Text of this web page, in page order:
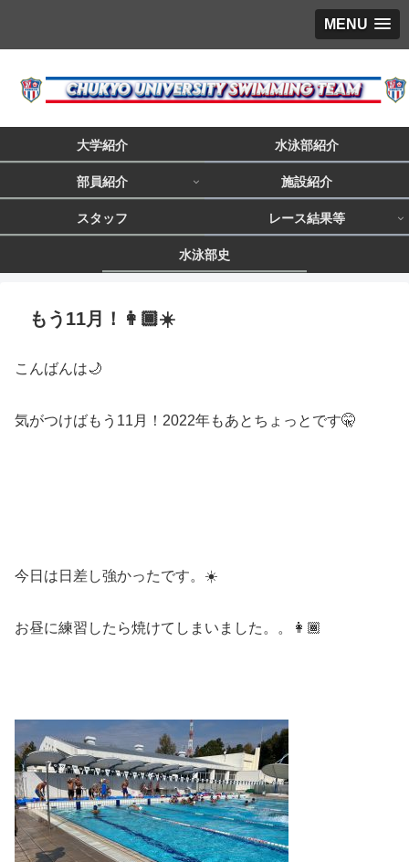
MENU
大学紹介 水泳部紹介
部員紹介 施設紹介
スタッフ レース結果等
水泳部史
もう11月！👩🏾☀️
こんばんは🌙
気がつけばもう11月！2022年もあとちょっとです🤫
今日は日差し強かったです。☀️
お昼に練習したら焼けてしまいました。。👩🏾